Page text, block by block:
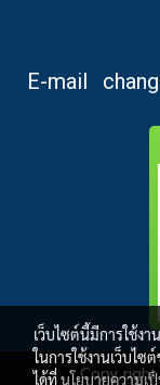
E-mail
Copy
เว็บไซต์นี้มีการใช้ง
ในการใช้งานเว็บไซ
ได้ที่นโยบายความเ